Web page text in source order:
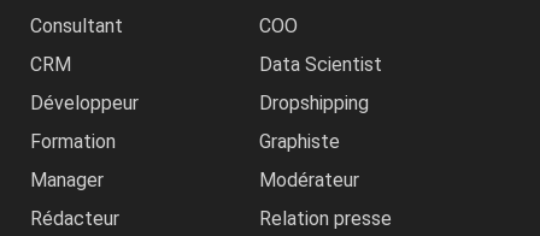
Consultant
COO
CRM
Data Scientist
Développeur
Dropshipping
Formation
Graphiste
Manager
Modérateur
Rédacteur
Relation presse